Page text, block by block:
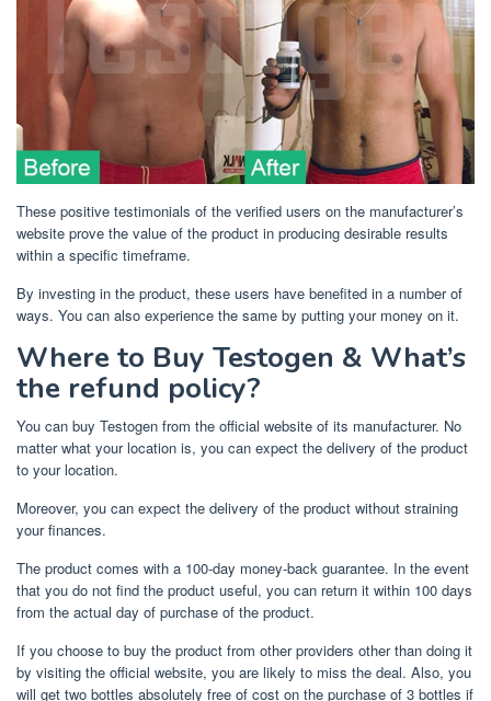
These positive testimonials of the verified users on the manufacturer’s
website prove the value of the product in producing desirable results
within a specific timeframe.
By investing in the product, these users have benefited in a number of
ways. You can also experience the same by putting your money on it.
Where to Buy Testogen & What’s
the refund policy?
You can buy Testogen from the official website of its manufacturer. No
matter what your location is, you can expect the delivery of the product
to your location.
Moreover, you can expect the delivery of the product without straining
your finances.
The product comes with a 100-day money-back guarantee. In the event
that you do not find the product useful, you can return it within 100 days
from the actual day of purchase of the product.
If you choose to buy the product from other providers other than doing it
by visiting the official website, you are likely to miss the deal. Also, you
will get two bottles absolutely free of cost on the purchase of 3 bottles if